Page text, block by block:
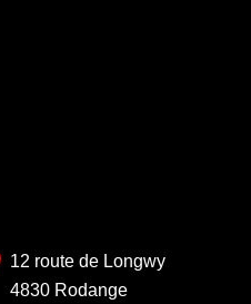
12 route de Longwy
4830 Rodange